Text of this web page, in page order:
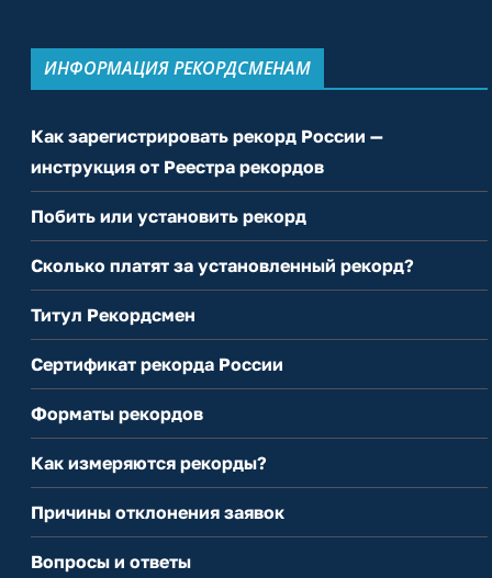
ИНФОРМАЦИЯ РЕКОРДСМЕНАМ
Как зарегистрировать рекорд России —
инструкция от Реестра рекордов
Побить или установить рекорд
Сколько платят за установленный рекорд?
Титул Рекордсмен
Сертификат рекорда России
Форматы рекордов
Как измеряются рекорды?
Причины отклонения заявок
Вопросы и ответы